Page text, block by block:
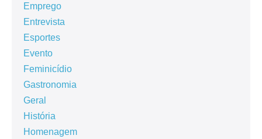
Emprego
Entrevista
Esportes
Evento
Feminicídio
Gastronomia
Geral
História
Homenagem